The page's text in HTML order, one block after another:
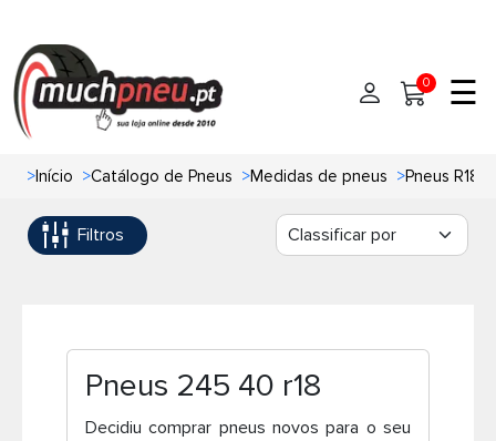
Início
Pneus
Pneus 4x4
Oficinas de Pneus
0 ☰
>Início >Catálogo de Pneus >Medidas de pneus >Pneus R18
Filtros
Pneus 245 40 r18
Decidiu comprar pneus novos para o seu